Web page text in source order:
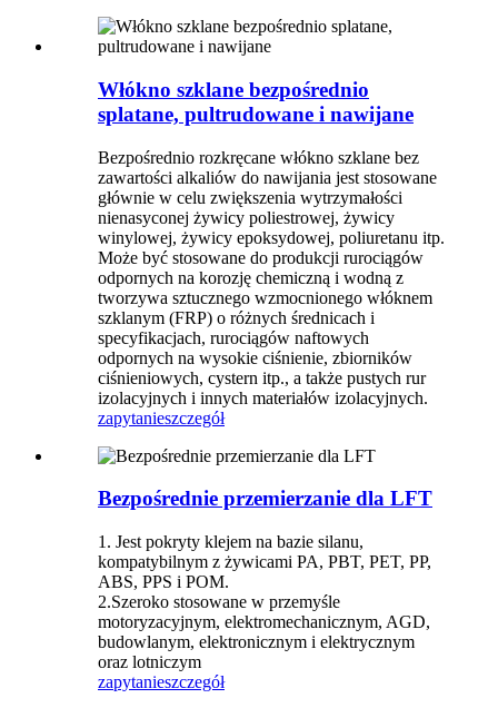
Włókno szklane bezpośrednio
splatane, pultrudowane i nawijane
Bezpośrednio rozkręcane włókno szklane bez
zawartości alkaliów do nawijania jest stosowane
głównie w celu zwiększenia wytrzymałości
nienasyconej żywicy poliestrowej, żywicy
winylowej, żywicy epoksydowej, poliuretanu itp.
Może być stosowane do produkcji rurociągów
odpornych na korozję chemiczną i wodną z
tworzywa sztucznego wzmocnionego włóknem
szklanym (FRP) o różnych średnicach i
specyfikacjach, rurociągów naftowych
odpornych na wysokie ciśnienie, zbiorników
ciśnieniowych, cystern itp., a także pustych rur
izolacyjnych i innych materiałów izolacyjnych.
zapytanieszczegół
Bezpośrednie przemierzanie dla LFT
1. Jest pokryty klejem na bazie silanu,
kompatybilnym z żywicami PA, PBT, PET, PP,
ABS, PPS i POM.
2.Szeroko stosowane w przemyśle
motoryzacyjnym, elektromechanicznym, AGD,
budowlanym, elektronicznym i elektrycznym
oraz lotniczym
zapytanieszczegół